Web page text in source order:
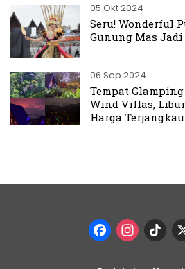
05 Okt 2024
Seru! Wonderful
Gunung Mas
06 Sep 2024
Tempat
Wind Villas,
Harga